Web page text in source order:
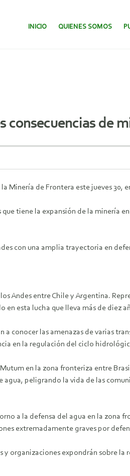
SALTAR AL CONTENIDO.
INICIO QUIENES SOMOS
consecuencias de
de Frontera este jueves 30,
tiene la expansión de la minería
con una amplia trayectoria en
Andes entre Chile y Argentina.
en esta lucha que lleva más de diez
conocer las amenazas de varias
en la regulación del ciclo
en la zona fronteriza entre
peligrando la vida de las
a la defensa del agua en la zona
extremadamente graves por
organizaciones expondrán sobre